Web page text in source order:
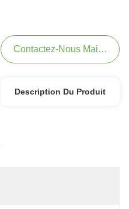
Contactez-Nous Maintenant
Description Du Produit